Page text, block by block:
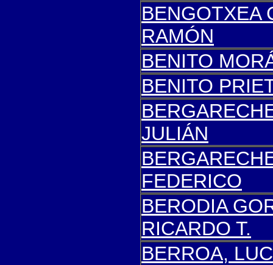
BENGOTXEA
RAMÓN
BENITO
BENITO
B
JULIÁN
B
FEDERICO
BERODIA
RICARDO T.
BERROA,